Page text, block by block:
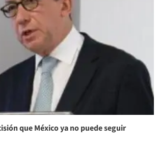
que México ya no puede seguir